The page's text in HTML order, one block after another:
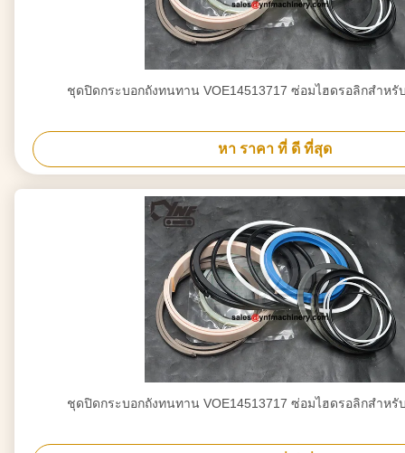
ชุดปิดกระบอกถังทนทาน VOE14513717 ซ่อมไฮดรอลิกสําหรั
หา ราคา ที่ ดี ที่สุด
ชุดปิดกระบอกถังทนทาน VOE14513717 ซ่อมไฮดรอลิกสําหรั